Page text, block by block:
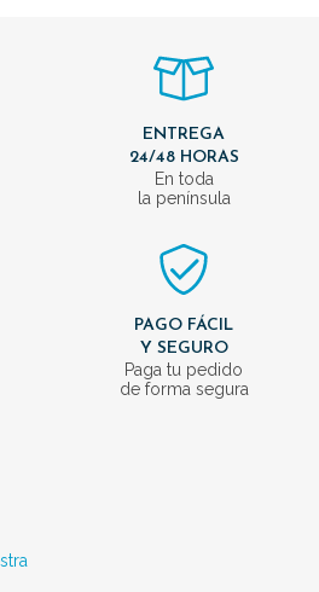
ENTREGA
24/48 HORAS
En toda
la península
PAGO FÁCIL
Y SEGURO
Paga tu pedido
de forma segura